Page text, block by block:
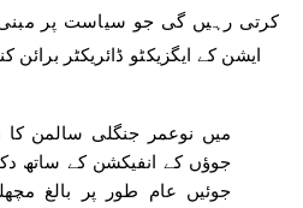
کرتی رہیں گی جو سیاست پر
ایشن کے ایگزیکٹو ڈائریکٹر
جوؤں کے انفیکشن کے ساتھ
جوئیں عام طور پر بالغ